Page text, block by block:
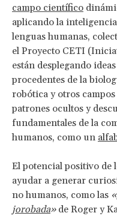
campo científico
aplicando la
lenguas humanas,
el Proyecto CETI
están desplegando
procedentes de la
robótica y otros
patrones ocultos y
fundamentales de la
humanos, como un
El potencial positivo de
ayudar a generar
no humanos, como las «
jorobada»de Roger y